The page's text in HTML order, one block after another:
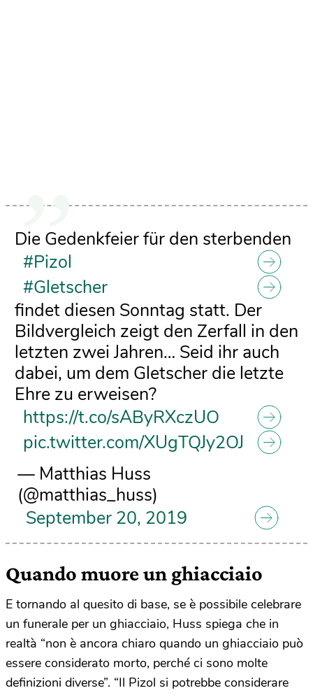
Die Gedenkfeier für den sterbenden
#Pizol
#Gletscher
findet diesen Sonntag statt. Der
Bildvergleich zeigt den Zerfall in den
letzten zwei Jahren… Seid ihr auch
dabei, um dem Gletscher die letzte
Ehre zu erweisen?
https://t.co/sAByRXczUO
pic.twitter.com/XUgTQJy2OJ
— Matthias Huss
(@matthias_huss)
September 20, 2019
Quando muore un ghiacciaio
E tornando al quesito di base, se è possibile celebrare
un funerale per un ghiacciaio, Huss spiega che in
realtà “non è ancora chiaro quando un ghiacciaio può
essere considerato morto, perché ci sono molte
definizioni diverse”. “Il Pizol si potrebbe considerare